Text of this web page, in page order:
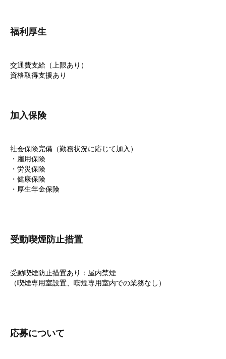
福利厚生
交通費支給（上限あり）
資格取得支援あり
加入保険
社会保険完備（勤務状況に応じて加入）
・雇用保険
・労災保険
・健康保険
・厚生年金保険
受動喫煙防止措置
受動喫煙防止措置あり：屋内禁煙
（喫煙専用室設置、喫煙専用室内での業務なし）
応募について